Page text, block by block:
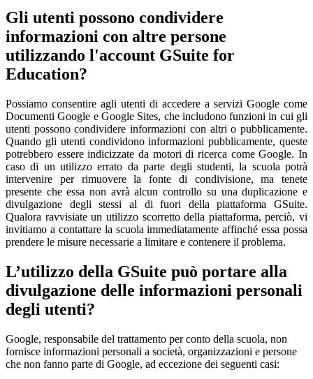
Gli utenti possono condividere
informazioni con altre persone
utilizzando l'account GSuite for
Education?
Possiamo consentire agli utenti di accedere a servizi Google come
Documenti Google e Google Sites, che includono funzioni in cui gli
utenti possono condividere informazioni con altri o pubblicamente.
Quando gli utenti condividono informazioni pubblicamente, queste
potrebbero essere indicizzate da motori di ricerca come Google. In
caso di un utilizzo errato da parte degli studenti, la scuola potrà
intervenire per rimuovere la fonte di condivisione, ma tenete
presente che essa non avrà alcun controllo su una duplicazione e
divulgazione degli stessi al di fuori della piattaforma GSuite.
Qualora ravvisiate un utilizzo scorretto della piattaforma, perciò, vi
invitiamo a contattare la scuola immediatamente affinché essa possa
prendere le misure necessarie a limitare e contenere il problema.
L’utilizzo della GSuite può portare alla
divulgazione delle informazioni personali
degli utenti?
Google, responsabile del trattamento per conto della scuola, non
fornisce informazioni personali a società, organizzazioni e persone
che non fanno parte di Google, ad eccezione dei seguenti casi: